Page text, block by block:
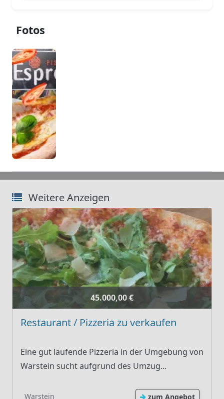
Fotos
Weitere Anzeigen
45.000,00 €
Restaurant / Pizzeria zu verkaufen
Eine gut laufende Pizzeria in der Umgebung von
Warstein sucht aufgrund des Umzug...
Warstein zum Angebot